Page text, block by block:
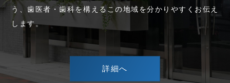
う、歯医者・歯科を構えるこの地域を分かりやすくお伝え
します。
詳細へ